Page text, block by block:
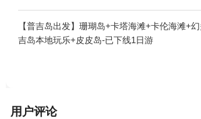
【普吉岛出发】珊瑚岛+卡塔海滩+卡伦海滩+
吉岛本地玩乐+皮皮岛-已下线1日游
用户评论